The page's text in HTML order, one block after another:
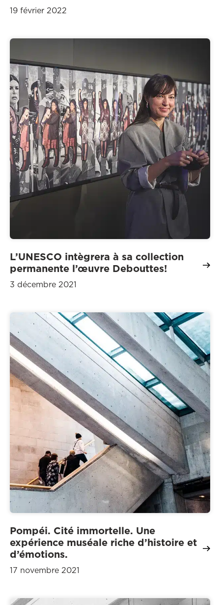
19 février 2022
L’UNESCO intègrera à sa collection
permanente l’œuvre Debouttes!
3 décembre 2021
Pompéi. Cité immortelle. Une
expérience muséale riche d’histoire et
d’émotions.
17 novembre 2021